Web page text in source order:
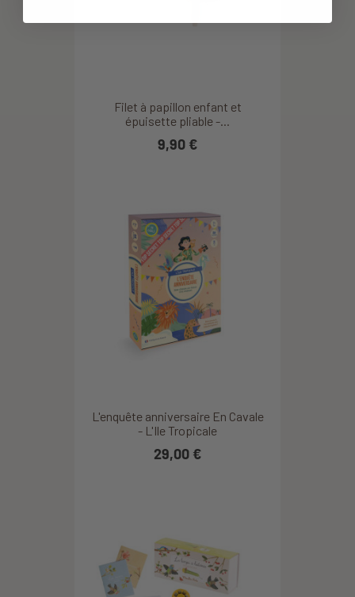
Filet à papillon enfant et
épuisette pliable -...
9,90 €
L'enquête anniversaire En Cavale
- L'Ile Tropicale
29,00 €